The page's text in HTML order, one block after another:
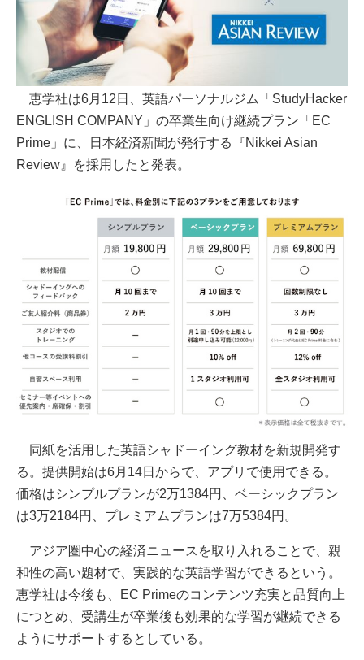
恵学社は6月12日、英語パーソナルジム「StudyHacker
ENGLISH COMPANY」の卒業生向け継続プラン「EC
Prime」に、日本経済新聞が発行する『Nikkei Asian
Review』を採用したと発表。
同紙を活用した英語シャドーイング教材を新規開発す
る。提供開始は6月14日からで、アプリで使用できる。
価格はシンプルプランが2万1384円、ベーシックプラン
は3万2184円、プレミアムプランは7万5384円。
アジア圏中心の経済ニュースを取り入れることで、親
和性の高い題材で、実践的な英語学習ができるという。
恵学社は今後も、EC Primeのコンテンツ充実と品質向上
につとめ、受講生が卒業後も効果的な学習が継続できる
ようにサポートするとしている。